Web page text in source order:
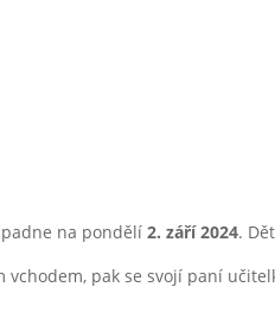
na pondělí2. září 2024.
pak se svojí paní